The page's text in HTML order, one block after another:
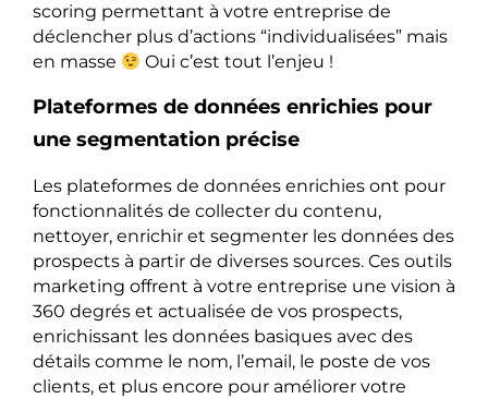
scoring permettant à votre entreprise de
déclencher plus d’actions “individualisées” mais
en masse
Oui c’est tout l’enjeu !
Plateformes de données enrichies pour
une segmentation précise
Les plateformes de données enrichies ont pour
fonctionnalités de collecter du contenu,
nettoyer, enrichir et segmenter les données des
prospects à partir de diverses sources. Ces outils
marketing offrent à votre entreprise une vision à
360 degrés et actualisée de vos prospects,
enrichissant les données basiques avec des
détails comme le nom, l’email, le poste de vos
clients, et plus encore pour améliorer votre